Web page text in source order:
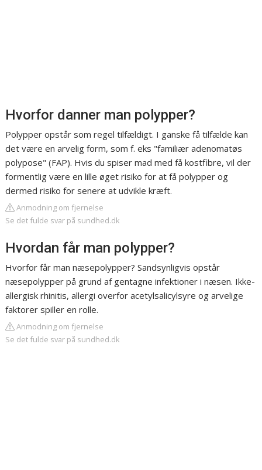
Hvorfor danner man polypper?
Polypper opstår som regel tilfældigt. I ganske få tilfælde kan
det være en arvelig form, som f. eks "familiær adenomatøs
polypose" (FAP). Hvis du spiser mad med få kostfibre, vil der
formentlig være en lille øget risiko for at få polypper og
dermed risiko for senere at udvikle kræft.
Anmodning om fjernelse
Se det fulde svar på sundhed.dk
Hvordan får man polypper?
Hvorfor får man næsepolypper? Sandsynligvis opstår
næsepolypper på grund af gentagne infektioner i næsen. Ikke-
allergisk rhinitis, allergi overfor acetylsalicylsyre og arvelige
faktorer spiller en rolle.
Anmodning om fjernelse
Se det fulde svar på sundhed.dk